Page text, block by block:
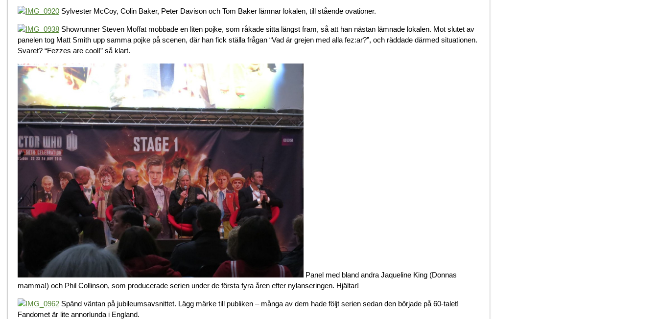
Sylvester McCoy, Colin Baker, Peter Davison och Tom Baker lämnar lokalen, till stående ovationer.
Showrunner Steven Moffat mobbade en liten pojke, som råkade sitta längst fram, så att han nästan lämnade lokalen. Mot slutet av
panelen tog Matt Smith upp samma pojke på scenen, där han fick ställa frågan “Vad är grejen med alla fez:ar?”, och räddade därmed situationen.
Svaret? “Fezzes are cool!” så klart.
Panel med bland andra Jaqueline King (Donnas
mamma!) och Phil Collinson, som producerade serien under de första fyra åren efter nylanseringen. Hjältar!
Spänd väntan på jubileumsavsnittet. Lägg märke till publiken – många av dem hade följt serien sedan den började på 60-talet!
Fandomet är lite annorlunda i England.